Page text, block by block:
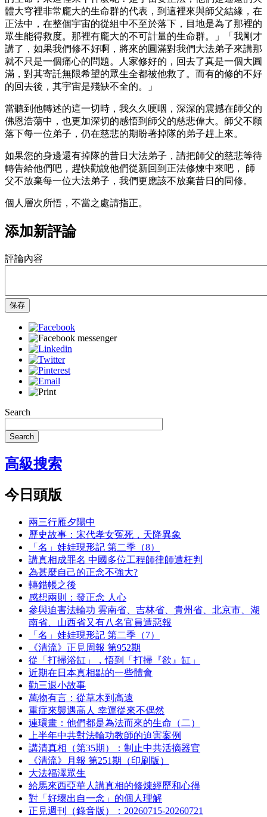
體大穹裡非常龐大的生命群的代表，到這裡來與師父結緣，在
正法中，在整個宇宙的從組中不至於落下，目地是為了那裡的
眾生能得救度。那裡有龐大的不可計量的生命群。」「我剛才
講了，如果我們修不好啊，將來的圓滿對我們大法弟子來講那
就不只是一個痛心的問題。人家修好的，回去了真是一個大圓
滿，對其寄託無限希望的眾生全都被他救了。而有的修的不好
的回去後，其宇宙是殘缺不全的。」
當聽到他轉述的這一切時，我久久哽咽，深深的震撼在師父的
佛恩浩蕩中，也更加深切的感悟到師父的慈悲偉大。師父不願
落下每一位弟子，仍在慈悲的期盼著掉隊的弟子趕上來。
如果您的身邊還有掉隊的昔日大法弟子，請把師父的慈悲等待
轉告給他們吧，趕快勸說他們從新回到正法修煉中來吧， 師
父不放棄每一位大法弟子，我們更應該不放棄昔日的同修。
個人層次所悟，不當之處請指正。
添加新評論
評論內容
保存
Search
Search
高級搜索
今日頭版
兩三行雁夕陽中
歷史故事：宋代孝女冤死，天降異象
「名」娃娃現形記 第二季（8）
講真相成罪名 中國多位工程師律師遭枉判
為甚麼自己的正念不強大?
轉錯帳之後
感想兩則：發正念 人心
參與迫害法輪功 雲南省、吉林省、貴州省、北京市、湖
南省、山西省又有八名官員遭惡報
「名」娃娃現形記 第二季（7）
《清流》正見周報 第952期
從「打掃浴缸」，悟到「打掃『欲』缸」
近期在日本真相點的一些體會
勸三退小故事
萬物有言：從草木到高遠
重症來襲遇高人 幸運從來不偶然
連環畫：他們都是為法而來的生命（二）
上半年中共對法輪功教師的迫害案例
講清真相（第35期）：制止中共活摘器官
《清流》月報 第251期（印刷版）
大法福澤眾生
給馬來西亞華人講真相的修煉經歷和心得
對「好壞出自一念」的個人理解
正見週刊（錄音版）：20260715-20260721